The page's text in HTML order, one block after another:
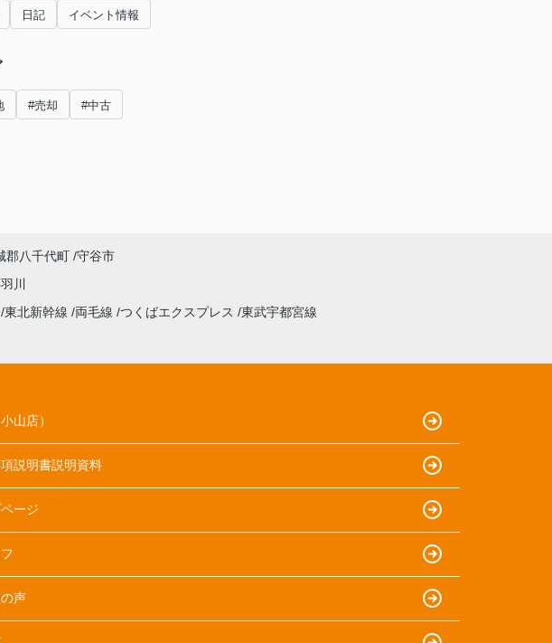
日記 イベント情報
#売却 #中古
郡八千代町 守谷市
川
東北新幹線 両毛線 つくばエクスプレス
東武宇都宮線
山店）
説明書説明資料
ージ
声